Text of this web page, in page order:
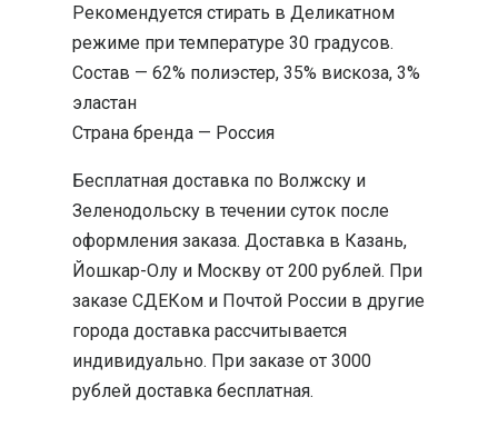
Рекомендуется стирать в Деликатном
режиме при температуре 30 градусов.
Состав — 62% полиэстер, 35% вискоза, 3%
эластан
Страна бренда — Россия
Бесплатная доставка по Волжску и
Зеленодольску в течении суток после
оформления заказа. Доставка в Казань,
Йошкар-Олу и Москву от 200 рублей. При
заказе СДЕКом и Почтой России в другие
города доставка рассчитывается
индивидуально. При заказе от 3000
рублей доставка бесплатная.